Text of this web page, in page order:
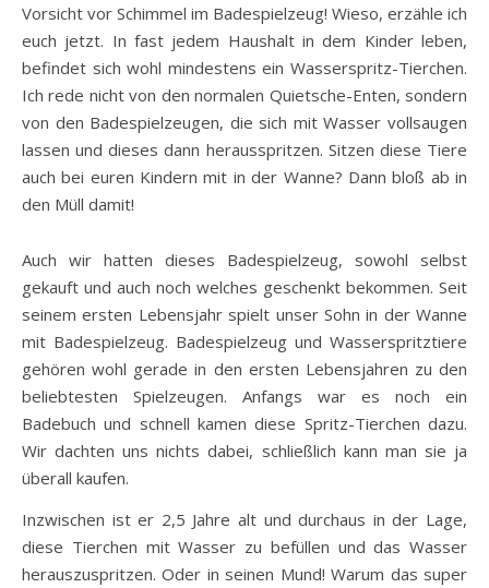
Vorsicht vor Schimmel im Badespielzeug! Wieso, erzähle ich
euch jetzt. In fast jedem Haushalt in dem Kinder leben,
befindet sich wohl mindestens ein Wasserspritz-Tierchen.
Ich rede nicht von den normalen Quietsche-Enten, sondern
von den Badespielzeugen, die sich mit Wasser vollsaugen
lassen und dieses dann herausspritzen. Sitzen diese Tiere
auch bei euren Kindern mit in der Wanne? Dann bloß ab in
den Müll damit!
Auch wir hatten dieses Badespielzeug, sowohl selbst
gekauft und auch noch welches geschenkt bekommen. Seit
seinem ersten Lebensjahr spielt unser Sohn in der Wanne
mit Badespielzeug. Badespielzeug und Wasserspritztiere
gehören wohl gerade in den ersten Lebensjahren zu den
beliebtesten Spielzeugen. Anfangs war es noch ein
Badebuch und schnell kamen diese Spritz-Tierchen dazu.
Wir dachten uns nichts dabei, schließlich kann man sie ja
überall kaufen.
Inzwischen ist er 2,5 Jahre alt und durchaus in der Lage,
diese Tierchen mit Wasser zu befüllen und das Wasser
herauszuspritzen. Oder in seinen Mund! Warum das super